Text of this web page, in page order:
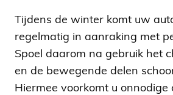
Tijdens de winter komt uw
regelmatig in aanraking met
Spoel daarom na gebruik het
en de bewegende delen
Hiermee voorkomt u onnodige